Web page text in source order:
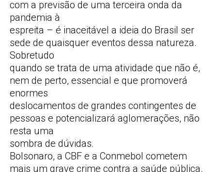
com a previsão de uma terceira onda da
pandemia à
espreita – é inaceitável a ideia do Brasil ser
sede de quaisquer eventos dessa natureza.
Sobretudo
quando se trata de uma atividade que não é,
nem de perto, essencial e que promoverá
enormes
deslocamentos de grandes contingentes de
pessoas e potencializará aglomerações, não
resta uma
sombra de dúvidas.
Bolsonaro, a CBF e a Conmebol cometem
mais um grave crime contra a saúde pública.